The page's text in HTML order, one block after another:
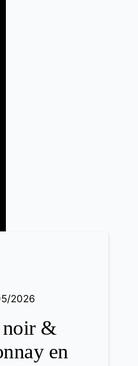
2026
noir &
en